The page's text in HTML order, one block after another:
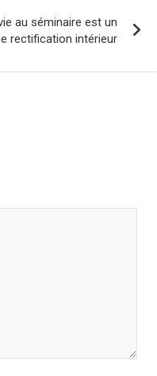
au séminaire est un
rectification intérieur